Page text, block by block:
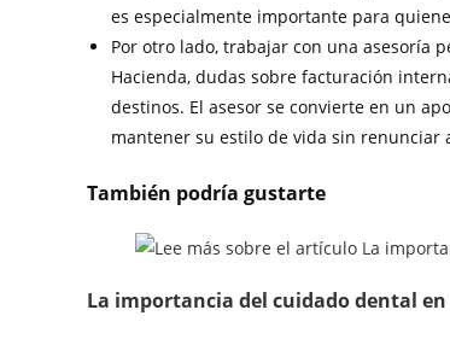
es especialmente importante para
Por otro lado, trabajar con una asesoría
Hacienda, dudas sobre facturación
destinos. El asesor se convierte en un
mantener su estilo de vida sin
También podría gustarte
La importancia del cuidado dental